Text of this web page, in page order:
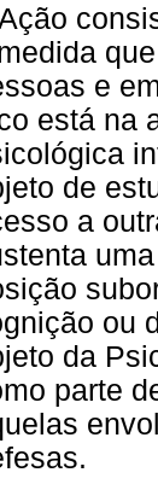
e
está na
de
a
ou
da
parte